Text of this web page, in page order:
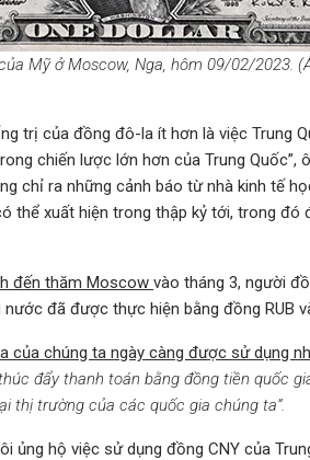
Mỹ ở Moscow, Nga, hôm 09/02/2023.
trị của đồng đô-la ít hơn là việc Trung
chiến lược lớn hơn của Trung Quốc”,
chỉ ra những cảnh báo từ nhà kinh tế
thể xuất hiện trong thập kỷ tới, trong đó
đến thăm Moscow vào tháng 3, người
đã được thực hiện bằng đồng RUB
của chúng ta ngày càng được sử dụng
đẩy thanh toán bằng đồng tiền quốc
thị trường của các quốc gia chúng ta”.
ủng hộ việc sử dụng đồng CNY của